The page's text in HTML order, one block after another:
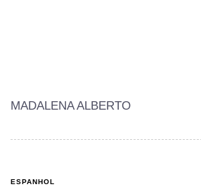
MADALENA ALBERTO
ESPANHOL